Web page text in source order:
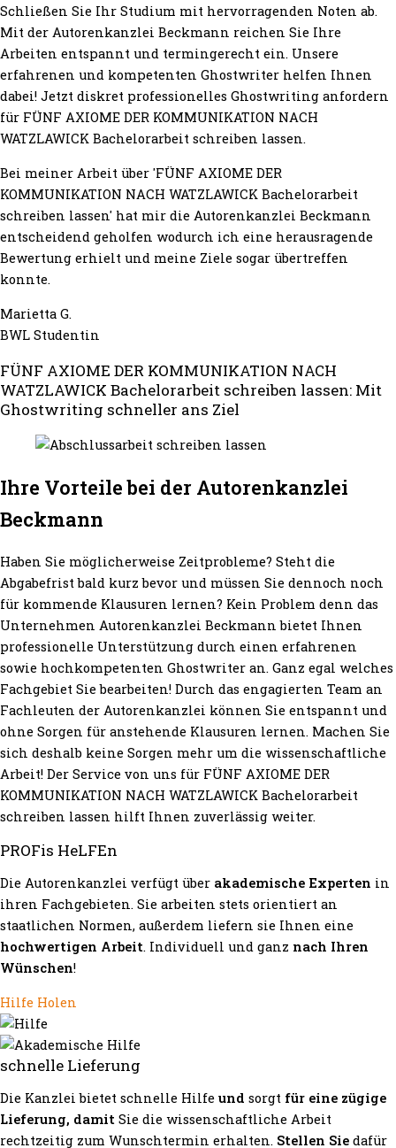
Schließen Sie Ihr Studium mit hervorragenden Noten ab.
Mit der Autorenkanzlei Beckmann reichen Sie Ihre
Arbeiten entspannt und termingerecht ein. Unsere
erfahrenen und kompetenten Ghostwriter helfen Ihnen
dabei! Jetzt diskret professionelles Ghostwriting anfordern
für FÜNF AXIOME DER KOMMUNIKATION NACH
WATZLAWICK Bachelorarbeit schreiben lassen.
Bei meiner Arbeit über 'FÜNF AXIOME DER
KOMMUNIKATION NACH WATZLAWICK Bachelorarbeit
schreiben lassen' hat mir die Autorenkanzlei Beckmann
entscheidend geholfen wodurch ich eine herausragende
Bewertung erhielt und meine Ziele sogar übertreffen
konnte.
Marietta G.
BWL Studentin
FÜNF AXIOME DER KOMMUNIKATION NACH
WATZLAWICK Bachelorarbeit schreiben lassen: Mit
Ghostwriting schneller ans Ziel
Ihre Vorteile bei der Autorenkanzlei
Beckmann
Haben Sie möglicherweise Zeitprobleme? Steht die
Abgabefrist bald kurz bevor und müssen Sie dennoch noch
für kommende Klausuren lernen? Kein Problem denn das
Unternehmen Autorenkanzlei Beckmann bietet Ihnen
professionelle Unterstützung durch einen erfahrenen
sowie hochkompetenten Ghostwriter an. Ganz egal welches
Fachgebiet Sie bearbeiten! Durch das engagierten Team an
Fachleuten der Autorenkanzlei können Sie entspannt und
ohne Sorgen für anstehende Klausuren lernen. Machen Sie
sich deshalb keine Sorgen mehr um die wissenschaftliche
Arbeit! Der Service von uns für FÜNF AXIOME DER
KOMMUNIKATION NACH WATZLAWICK Bachelorarbeit
schreiben lassen hilft Ihnen zuverlässig weiter.
PROFis HeLFEn
Die Autorenkanzlei verfügt über akademische Experten in
ihren Fachgebieten. Sie arbeiten stets orientiert an
staatlichen Normen, außerdem liefern sie Ihnen eine
hochwertigen Arbeit. Individuell und ganz nach Ihren
Wünschen!
Hilfe Holen
schnelle Lieferung
Die Kanzlei bietet schnelle Hilfe und sorgt für eine zügige
Lieferung, damit Sie die wissenschaftliche Arbeit
rechtzeitig zum Wunschtermin erhalten. Stellen Sie dafür